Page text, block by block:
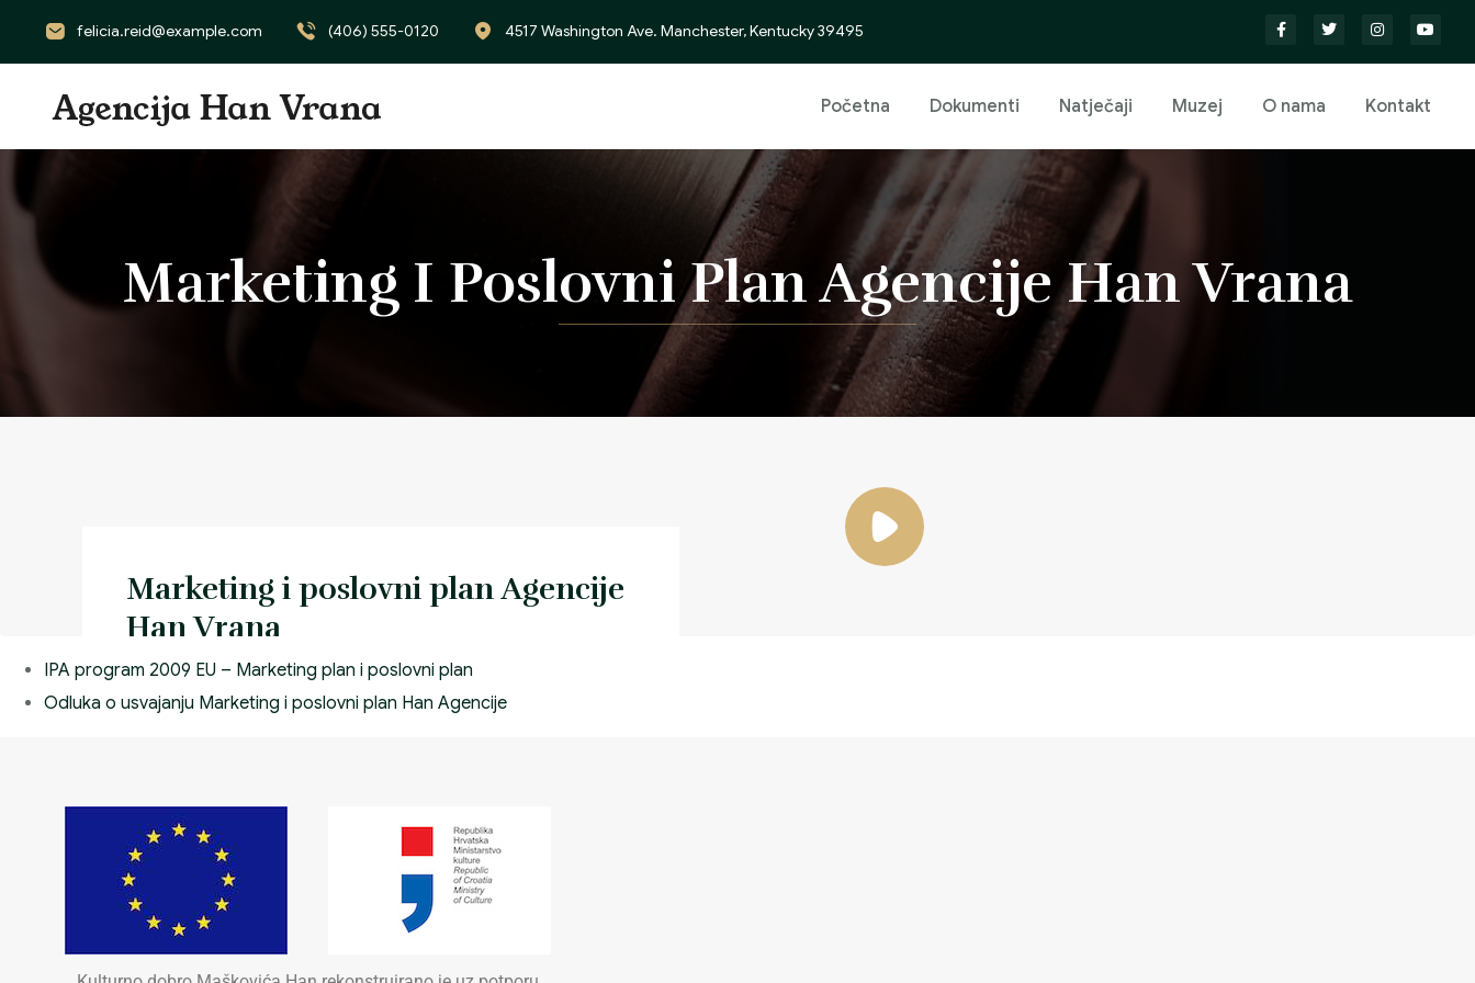
felicia.reid@example.com (406) 555-0120 4517 Washington Ave. Manchester, Kentucky 39495
Početna Dokumenti Natječaji Muzej O nama Kontakt
Marketing I Poslovni Plan Agencije Han Vrana
Marketing i poslovni plan Agencije
Han Vrana
IPA program 2009 EU - Marketing plan i poslovni plan
IPA program 2009 EU – Marketing plan i poslovni plan
Odluka o usvajanju Marketing i poslovni plan Han Agencije